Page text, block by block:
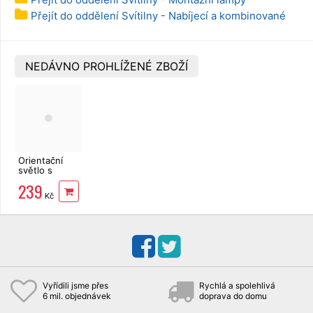
Přejít do oddělení Svítilny - Nabíjecí a kombinované
NEDÁVNO PROHLÍŽENÉ ZBOŽÍ
Orientační
světlo s
pohybu,
teplé světlo
239 Kč
Vyřídili jsme přes
6 mil. objednávek
Rychlá a spolehlivá
doprava do domu